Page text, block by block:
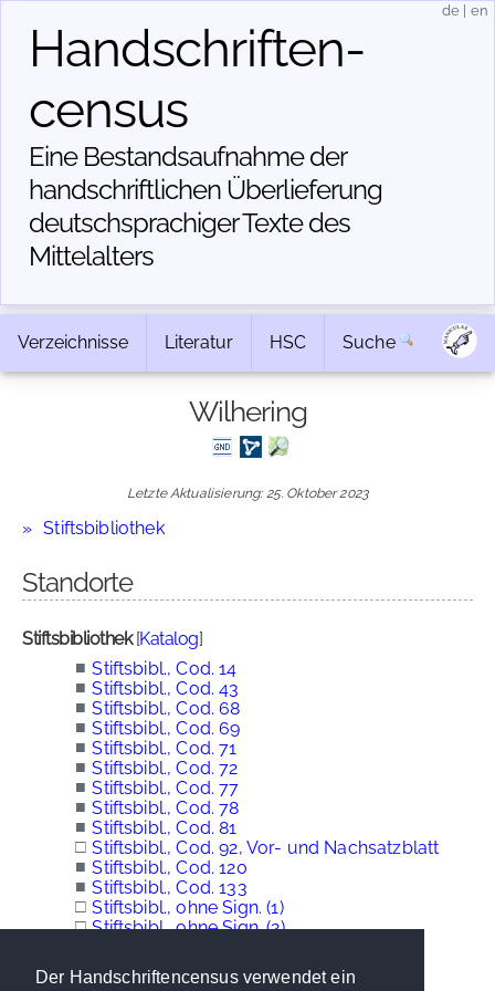
Der Handschriftencensus verwendet ein
Handschriften­
census
Eine Bestandsaufnahme der
handschriftlichen Über­lieferung
deutschsprachiger Texte des
Mittelalters
de en
Verzeichnisse Literatur HSC Suche
Wilhering
Letzte Aktualisierung: 25. Oktober 2023
Stiftsbibliothek
Standorte
Stiftsbibliothek[Katalog]
■ Stiftsbibl., Cod. 14
■ Stiftsbibl., Cod. 43
■ Stiftsbibl., Cod. 68
■ Stiftsbibl., Cod. 69
■ Stiftsbibl., Cod. 71
■ Stiftsbibl., Cod. 72
■ Stiftsbibl., Cod. 77
■ Stiftsbibl., Cod. 78
■ Stiftsbibl., Cod. 81
□ Stiftsbibl., Cod. 92, Vor- und Nachsatzblatt
■ Stiftsbibl., Cod. 120
■ Stiftsbibl., Cod. 133
□ Stiftsbibl., ohne Sign. (1)
□ Stiftsbibl., ohne Sign. (2)